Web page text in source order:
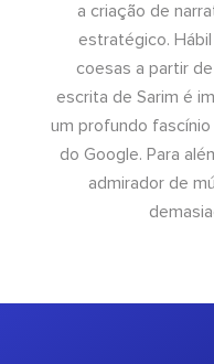
a criação de
estratégico.
coesas a partir
escrita de Sarim é
um profundo
do Google. Para
admirador de